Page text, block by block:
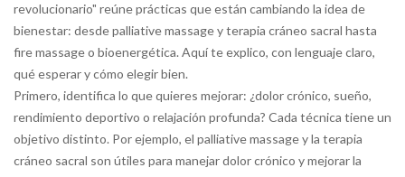
revolucionario" reúne prácticas que están cambiando la idea de
bienestar: desde palliative massage y terapia cráneo sacral hasta
fire massage o bioenergética. Aquí te explico, con lenguaje claro,
qué esperar y cómo elegir bien.
Primero, identifica lo que quieres mejorar: ¿dolor crónico, sueño,
rendimiento deportivo o relajación profunda? Cada técnica tiene un
objetivo distinto. Por ejemplo, el palliative massage y la terapia
cráneo sacral son útiles para manejar dolor crónico y mejorar la